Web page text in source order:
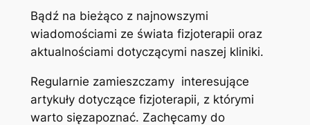
Bądź na bieżąco z najnowszymi
wiadomościami ze świata fizjoterapii oraz
aktualnościami dotyczącymi naszej kliniki.
Regularnie zamieszczamy interesujące
artykuły dotyczące fizjoterapii, z którymi
warto sięzapoznać. Zachęcamy do